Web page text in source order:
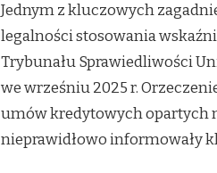
Jednym z kluczowych
legalności stosowania
Trybunału Sprawiedliwości
we wrześniu 2025 r.
umów kredytowych opartych
nieprawidłowo informowały